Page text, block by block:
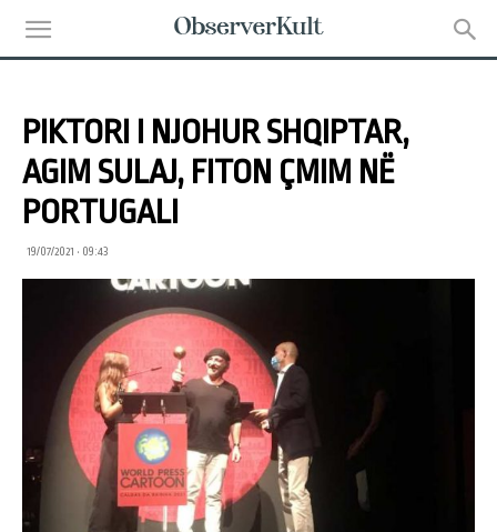
PIKTORI I NJOHUR SHQIPTAR,
AGIM SULAJ, FITON ÇMIM NË
PORTUGALI
19/07/2021 • 09:43